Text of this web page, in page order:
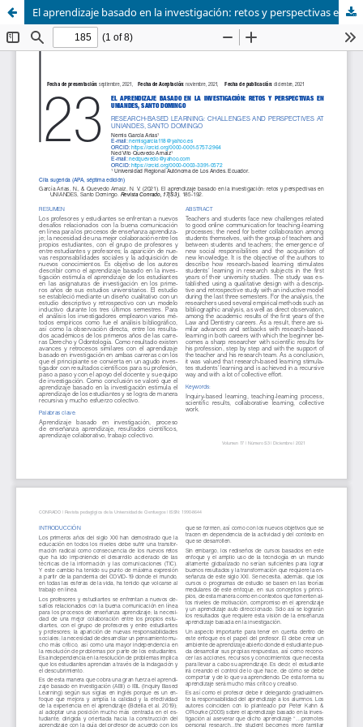
El aprendizaje basado en la investigación: retos y perspectivas en UNIANDES, Santo Domingo